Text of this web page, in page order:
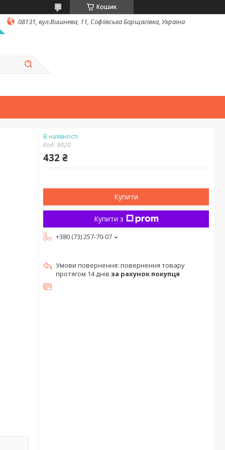
Кошик
08131, вул.Вишнева, 11, Софіївська Борщагівка, Україна
В наявності
Код:9020
432 ₴
Купити
Купити з
+380 (73) 257-70-07
повернення товару
протягом 14 днів за рахунок покупця